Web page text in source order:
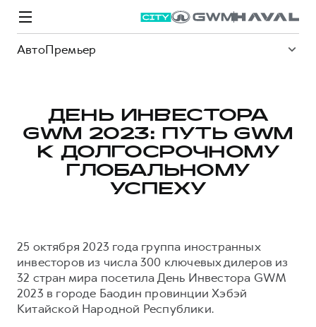
АвтоПремьер
Модели
M6
от 2 049 000 ₽
JOLION
от 2 049 000 ₽
Покупателям
Конфигуратор HAVAL
Аксессуары HAVAL
Каталоги и прайс-листы
Программа «HAVAL Защита+»
Владельцам
Запись на сервис
Моторное масло
Стоимость ТО
Спецпредложения
Владельцам
О дилере
Новости
О GWM
ИНФОРМАЦИЯ О ДИЛЕРЕ
ДЕНЬ ИНВЕСТОРА
GWM 2023: ПУТЬ GWM
К ДОЛГОСРОЧНОМУ
ГЛОБАЛЬНОМУ
УСПЕХУ
25 октября 2023 года группа иностранных
инвесторов из числа 300 ключевых дилеров из
32 стран мира посетила День Инвестора GWM
2023 в городе Баодин провинции Хэбэй
Китайской Народной Республики.